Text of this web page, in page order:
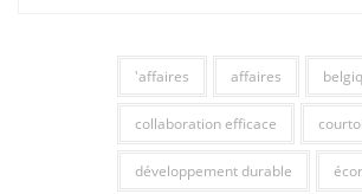
'affaires affaires
collaboration efficace
développement durable